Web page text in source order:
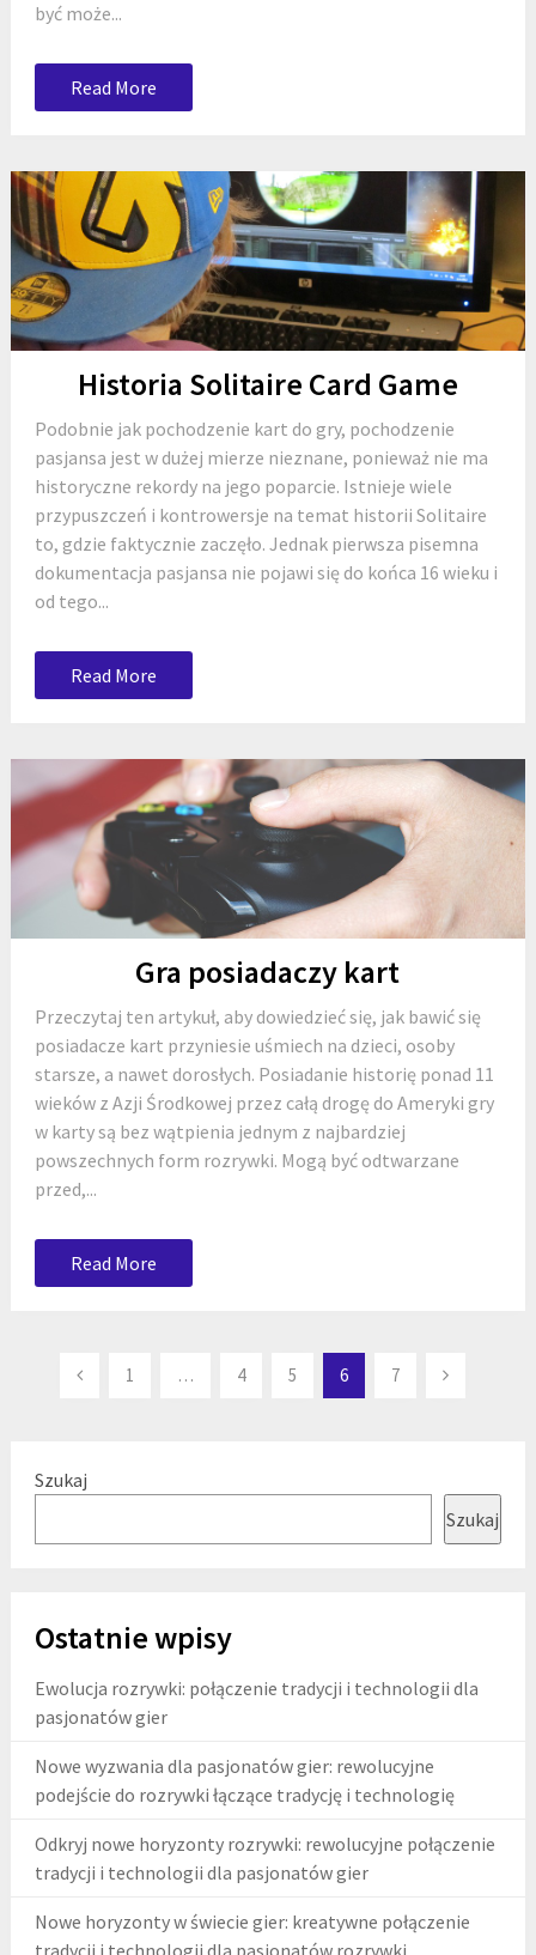
być może...
Read More
Historia Solitaire Card Game
Podobnie jak pochodzenie kart do gry, pochodzenie
pasjansa jest w dużej mierze nieznane, ponieważ nie ma
historyczne rekordy na jego poparcie. Istnieje wiele
przypuszczeń i kontrowersje na temat historii Solitaire
to, gdzie faktycznie zaczęło. Jednak pierwsza pisemna
dokumentacja pasjansa nie pojawi się do końca 16 wieku i
od tego...
Read More
Gra posiadaczy kart
Przeczytaj ten artykuł, aby dowiedzieć się, jak bawić się
posiadacze kart przyniesie uśmiech na dzieci, osoby
starsze, a nawet dorosłych. Posiadanie historię ponad 11
wieków z Azji Środkowej przez całą drogę do Ameryki gry
w karty są bez wątpienia jednym z najbardziej
powszechnych form rozrywki. Mogą być odtwarzane
przed,...
Read More
Stronicowanie
1 … 4 5 6 7
Szukaj
Szukaj
Ostatnie wpisy
Ewolucja rozrywki: połączenie tradycji i technologii dla
pasjonatów gier
Nowe wyzwania dla pasjonatów gier: rewolucyjne
podejście do rozrywki łączące tradycję i technologię
Odkryj nowe horyzonty rozrywki: rewolucyjne połączenie
tradycji i technologii dla pasjonatów gier
Nowe horyzonty w świecie gier: kreatywne połączenie
tradycji i technologii dla pasjonatów rozrywki